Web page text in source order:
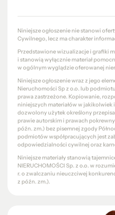
Niniejsze ogłoszenie nie stanowi
Cywilnego, lecz ma charakter
Przedstawione wizualizacje i grafiki
i stanowią wyłącznie materiał
w ogólnym wyglądzie oferowanej
Niniejsze ogłoszenie wraz z jego
Nieruchomości Sp z o.o. lub
prawa zastrzeżone. Kopiowanie,
niniejszych materiałów w
dozwolony użytek określony
prawie autorskim i prawach
późn. zm.) bez pisemnej zgody
podmiotów współpracujących jest
odpowiedzialności cywilnej oraz
Niniejsze materiały stanowią
NIERUCHOMOŚCI Sp. z o.o. w
r. o zwalczaniu nieuczciwej
z późn. zm.).